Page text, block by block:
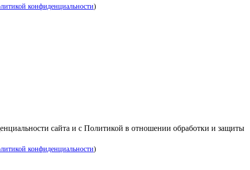
конфиденциальности)
сайта и с Политикой в отношении обработки и защиты
конфиденциальности)